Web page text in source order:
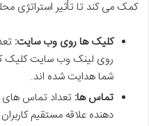
کمک می کند تا تأثیر استراتژی
کلیک ها روی وب سایت:
روی لینک وب سایت کلیک
شما هدایت شده اند.
تماس ها:
دهنده علاقه مستقیم